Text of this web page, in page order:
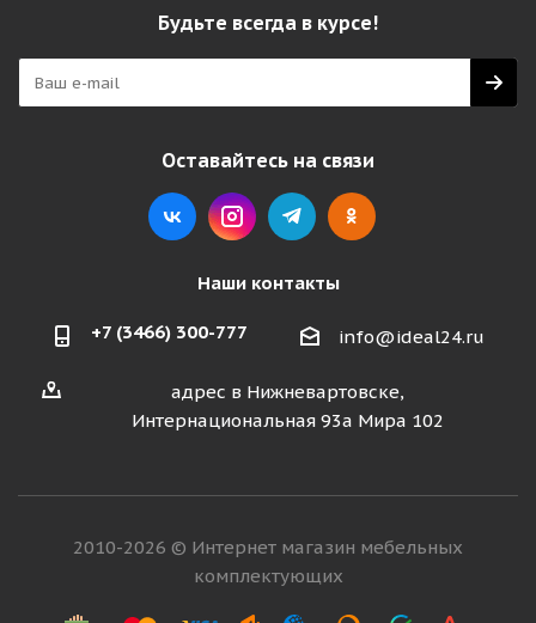
Будьте всегда в курсе!
Оставайтесь на связи
Наши контакты
+7 (3466) 300-777 info@ideal24.ru
адрес в Нижневартовске,
Интернациональная 93а Мира 102
2010-2026 © Интернет магазин мебельных
комплектующих